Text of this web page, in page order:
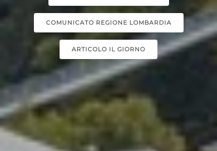
COMUNICATO REGIONE LOMBARDIA
ARTICOLO IL GIORNO